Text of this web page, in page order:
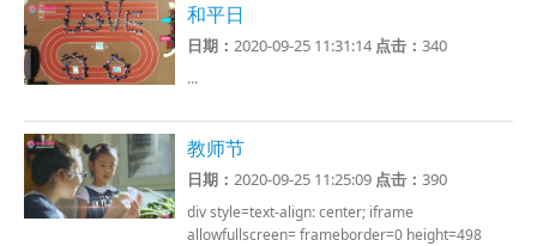
和平日
日期：2020-09-25 11:31:14 点击：340
...
教师节
日期：2020-09-25 11:25:09 点击：390
div style=text-align: center; iframe
allowfullscreen= frameborder=0 height=498